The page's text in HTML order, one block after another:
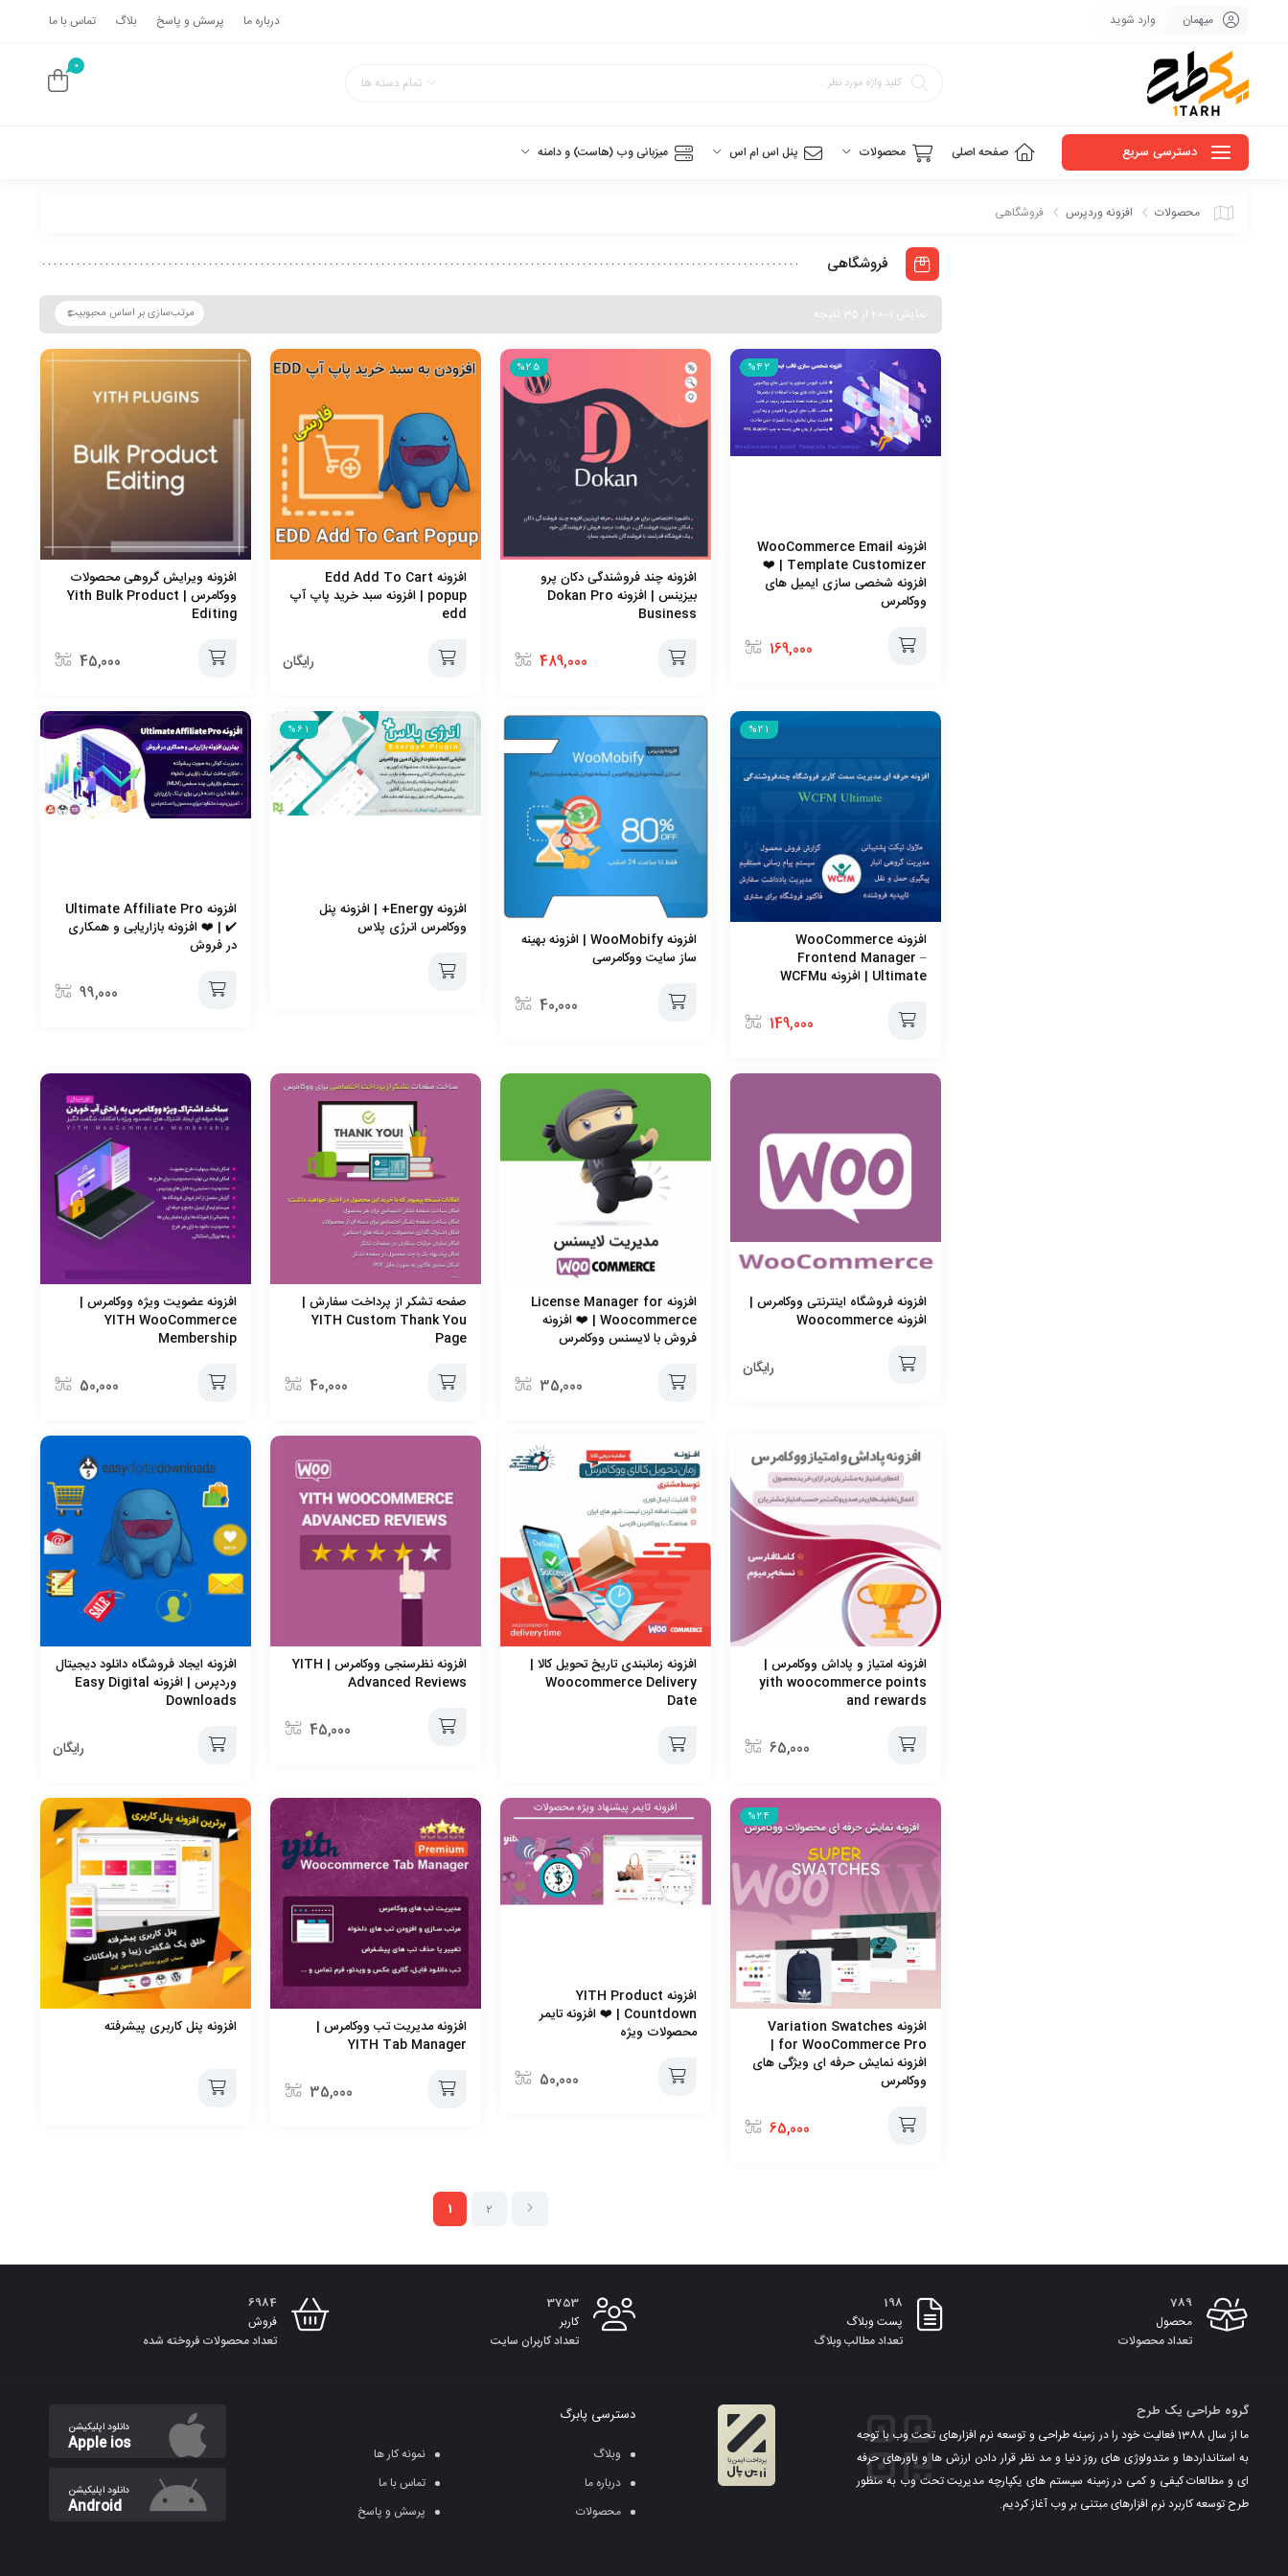
میهمان وارد شوید درباره ما پرسش و پاسخ بلاگ تماس با ما
تمام دسته ها
0
دسترسی سریع صفحه اصلی محصولات پنل اس ام اس میزبانی وب (هاست) و دامنه
محصولات افزونه وردپرس فروشگاهی
فروشگاهی
نمایش 1–20 از 35 نتیجه
%42
افزونه WooCommerce Email
Template Customizer | ❤️
افزونه شخصی سازی ایمیل های
ووکامرس
169,000
سبد
%25
افزونه چند فروشندگی دکان پرو
بیزینس | افزونه Dokan Pro
Business
489,000
به
افزونه Edd Add To Cart
popup | افزونه سبد خرید پاپ آپ
edd
رایگان
به
سبد
افزونه ویرایش گروهی محصولات
ووکامرس | Yith Bulk Product
Editing
45,000
به
سبد
%21
افزونه WooCommerce
Frontend Manager –
Ultimate | افزونه WCFMu
149,000
سبد
افزونه WooMobify | افزونه بهینه
ساز سایت ووکامرسی
40,000
%61
افزونه Energy+ | افزونه پنل
ووکامرس انرژی پلاس
افزونه Ultimate Affiliate Pro
✔️ | ❤️ افزونه بازاریابی و همکاری
در فروش
99,000
به
سبد
افزونه فروشگاه اینترنتی ووکامرس |
افزونه Woocommerce
رایگان
به
سبد
افزونه License Manager for
Woocommerce | ❤️ افزونه
فروش با لایسنس ووکامرس
35,000
به
سبد
صفحه تشکر از پرداخت سفارش |
YITH Custom Thank You
Page
40,000
سبد
افزونه عضویت ویژه ووکامرس |
YITH WooCommerce
Membership
50,000
به
سبد
افزونه امتیاز و پاداش ووکامرس |
yith woocommerce points
and rewards
65,000
به
سبد
افزونه زمانبندی تاریخ تحویل کالا |
Woocommerce Delivery
Date
به
سبد
افزونه نظرسنجی ووکامرس |‌ YITH
Advanced Reviews
45,000
به
سبد
افزونه ایجاد فروشگاه دانلود دیجیتال
وردپرس | افزونه Easy Digital
Downloads
رایگان
به
سبد
%24
افزونه Variation Swatches
for WooCommerce Pro |
افزونه نمایش حرفه ای ویژگی های
ووکامرس
65,000
افزونه YITH Product
Countdown | ❤️ افزونه تایمر
محصولات ویژه
50,000
افزونه مدیریت تب ووکامرس |
YITH Tab Manager
35,000
سبد
افزونه پنل کاربری پیشرفته
1 2
789
محصول
تعداد محصولات
198
پست وبلاگ
تعداد مطالب وبلاگ
3753
کاربر
تعداد کاربران سایت
6984
فروش
تعداد محصولات فروخته شده
گروه طراحی یک طرح
ما از سال 1388 فعالیت خود را در زمینه طراحی و توسعه نرم افزارهای تحت وب با توجه
به استانداردها و متدولوژی های روز دنیا و مد نظر قرار دادن ارزش ها و باورهای حرفه
ای و مطالعات کیفی و کمی در زمینه سیستم های یکپارچه مدیریت تحت وب به منظور
طرح توسعه کاربرد نرم افزارهای مبتنی بر وب آغاز کردیم.
دسترسی پابرگ
وبلاگ
نمونه کار ها
درباره ما
تماس با ما
محصولات
پرسش و پاسخ
دانلود اپلیکیشن
Apple ios
دانلود اپلیکیشن
Android